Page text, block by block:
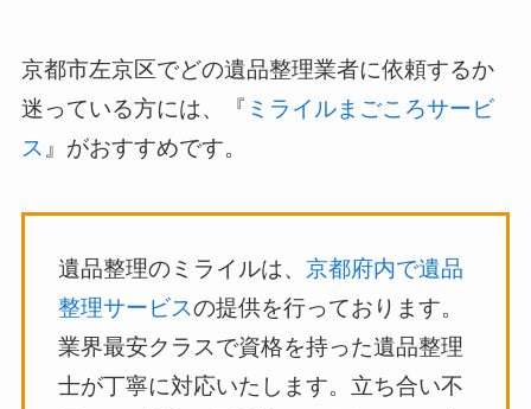
京都市左京区でどの遺品整理業者に依頼するか
迷っている方には、『 ミライルまごころサービ
ス』がおすすめです。
遺品整理のミライルは、京都府内で遺品
整理サービスの提供を行っております。
業界最安クラスで資格を持った遺品整理
士が丁寧に対応いたします。立ち合い不